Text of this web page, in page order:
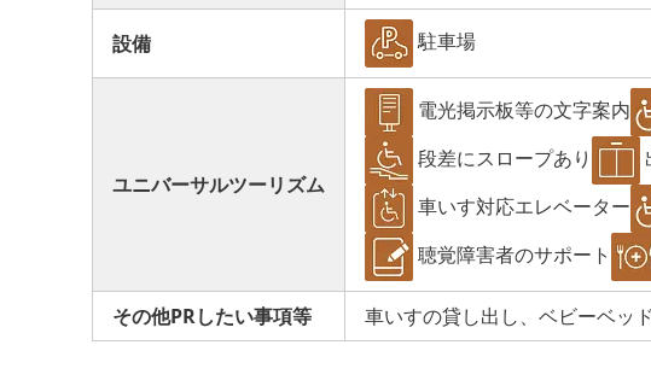
設備 駐車場
ユニバーサルツーリズム
電光掲示板等の文字案内
段差にスロープあり
車いす対応エレベーター
聴覚障害者のサポート
その他PRしたい事項等 車いすの貸し出し、ベビーベッ